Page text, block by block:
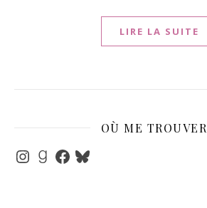
LIRE LA SUITE
OÙ ME
Instagram
Goodreads
Facebook
Bluesky